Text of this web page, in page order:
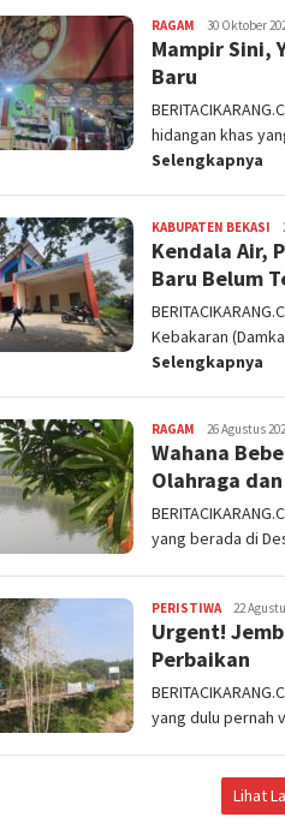
RAGAM admin
30 Oktober
Mampir Sini,
Baru
hidangan khas
Selengkapnya
KABUPATEN BEKASI
Kendala Air,
Baru Belum
Kebakaran
Selengkapnya
RAGAM admin
26 Agustus
Wahana
Olahraga
yang berada di
PERISTIWAadmin
22
Urgent!
Perbaikan
yang dulu pernah
Lihat